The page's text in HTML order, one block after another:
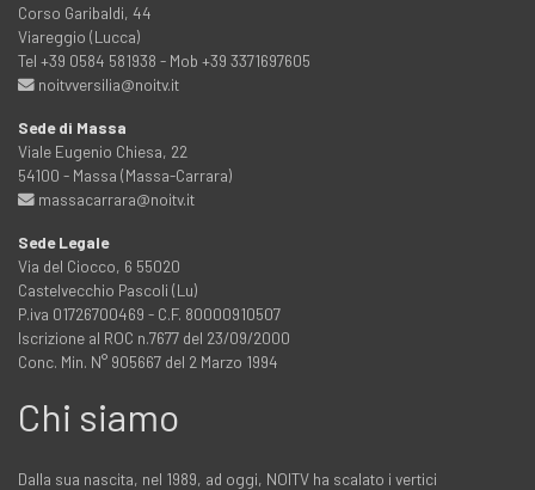
Corso Garibaldi, 44
Viareggio (Lucca)
Tel +39 0584 581938 - Mob +39 3371697605
noitvversilia@noitv.it
Sede di Massa
Viale Eugenio Chiesa, 22
54100 - Massa (Massa-Carrara)
massacarrara@noitv.it
Sede Legale
Via del Ciocco, 6 55020
Castelvecchio Pascoli (Lu)
P.iva 01726700469 - C.F. 80000910507
Iscrizione al ROC n.7677 del 23/09/2000
Conc. Min. N° 905667 del 2 Marzo 1994
Chi siamo
Dalla sua nascita, nel 1989, ad oggi, NOITV ha scalato i vertici